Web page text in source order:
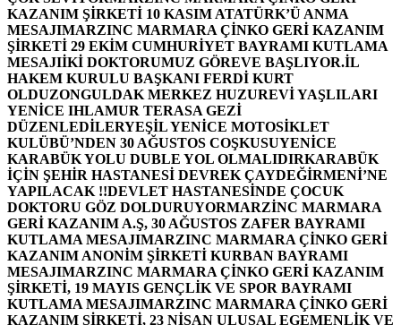
KAZANIM ŞİRKETİ 10 KASIM ATATÜRK’Ü ANMA
MESAJIMARZINC MARMARA ÇİNKO GERİ KAZANIM
ŞİRKETİ 29 EKİM CUMHURİYET BAYRAMI KUTLAMA
MESAJIİKİ DOKTORUMUZ GÖREVE BAŞLIYOR.İL
HAKEM KURULU BAŞKANI FERDİ KURT
OLDUZONGULDAK MERKEZ HUZUREVİ YAŞLILARI
YENİCE IHLAMUR TERASA GEZİ
DÜZENLEDİLERYEŞİL YENİCE MOTOSİKLET
KULÜBÜ’NDEN 30 AĞUSTOS COŞKUSUYENİCE
KARABÜK YOLU DUBLE YOL OLMALIDIRKARABÜK
İÇİN ŞEHİR HASTANESİ DEVREK ÇAYDEĞİRMENİ’NE
YAPILACAK !!DEVLET HASTANESİNDE ÇOCUK
DOKTORU GÖZ DOLDURUYORMARZİNC MARMARA
GERİ KAZANIM A.Ş, 30 AĞUSTOS ZAFER BAYRAMI
KUTLAMA MESAJIMARZINC MARMARA ÇİNKO GERİ
KAZANIM ANONİM ŞİRKETİ KURBAN BAYRAMI
MESAJIMARZINC MARMARA ÇİNKO GERİ KAZANIM
ŞİRKETİ, 19 MAYIS GENÇLİK VE SPOR BAYRAMI
KUTLAMA MESAJIMARZINC MARMARA ÇİNKO GERİ
KAZANIM ŞİRKETİ, 23 NİSAN ULUSAL EGEMENLİK VE